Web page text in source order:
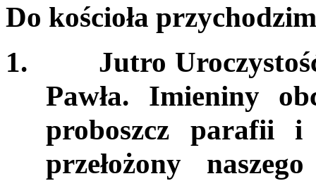
Do kościoła
1.
Jutro
Pawła. Imieniny
proboszcz parafii i
przełożony